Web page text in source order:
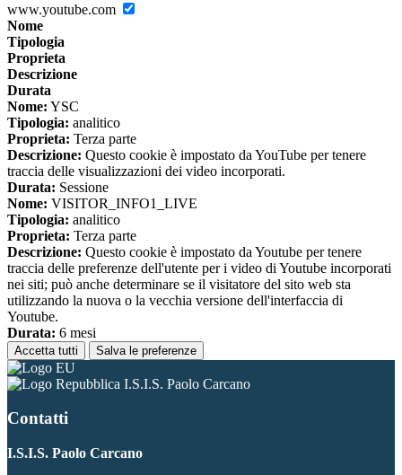
www.youtube.com
Nome
Tipologia
Proprieta
Descrizione
Durata
Nome: YSC
Tipologia: analitico
Proprieta: Terza parte
Descrizione: Questo cookie è impostato da YouTube per tenere
traccia delle visualizzazioni dei video incorporati.
Durata: Sessione
Nome: VISITOR_INFO1_LIVE
Tipologia: analitico
Proprieta: Terza parte
Descrizione: Questo cookie è impostato da Youtube per tenere
traccia delle preferenze dell'utente per i video di Youtube incorporati
nei siti; può anche determinare se il visitatore del sito web sta
utilizzando la nuova o la vecchia versione dell'interfaccia di
Youtube.
Durata: 6 mesi
Accetta tutti Salva le preferenze
I.S.I.S. Paolo Carcano
Contatti
I.S.I.S. Paolo Carcano